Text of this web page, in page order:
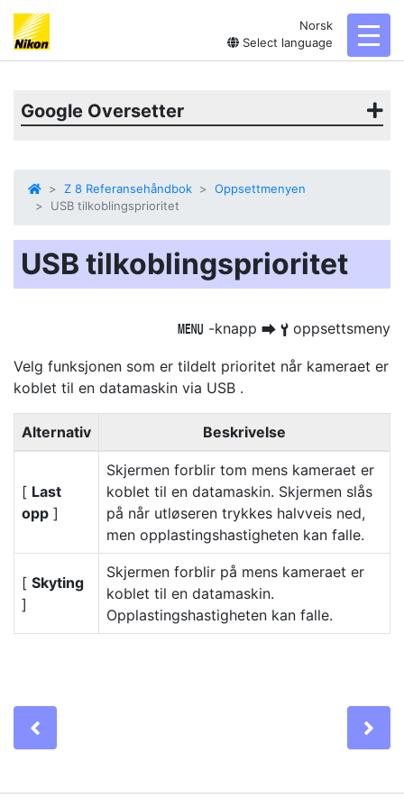
Norsk
Select language
Google Oversetter
Z 8 Referansehåndbok
Oppsettmenyen
USB tilkoblingsprioritet
USB tilkoblingsprioritet
G -knapp U B oppsettsmeny
Velg funksjonen som er tildelt prioritet når kameraet er
koblet til en datamaskin via USB .
Alternativ Beskrivelse
[ Last
opp ]
Skjermen forblir tom mens kameraet er
koblet til en datamaskin. Skjermen slås
på når utløseren trykkes halvveis ned,
men opplastingshastigheten kan falle.
[ Skyting
]
Skjermen forblir på mens kameraet er
koblet til en datamaskin.
Opplastingshastigheten kan falle.